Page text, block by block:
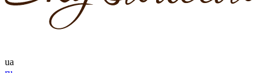
ua